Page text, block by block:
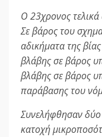
Ο 23χρονος
Σε βάρος του
αδικήματα της
βλάβης σε βάρος
βλάβης σε βάρος
παράβασης του
Συνελήφθησαν δύο
κατοχή